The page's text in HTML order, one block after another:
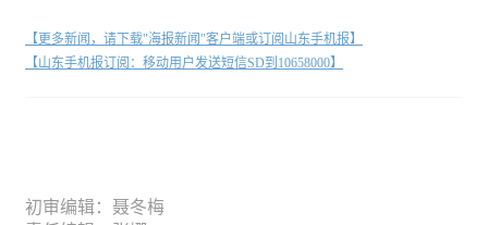
【更多新闻，请下载"海报新闻"客户端或订阅山东手机报】
【山东手机报订阅：移动用户发送短信SD到10658000】
初审编辑：聂冬梅